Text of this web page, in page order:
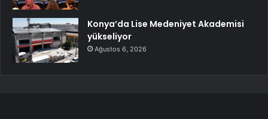
Konya’da Lise Medeniyet Akademisi
yükseliyor
Ağustos 6, 2026